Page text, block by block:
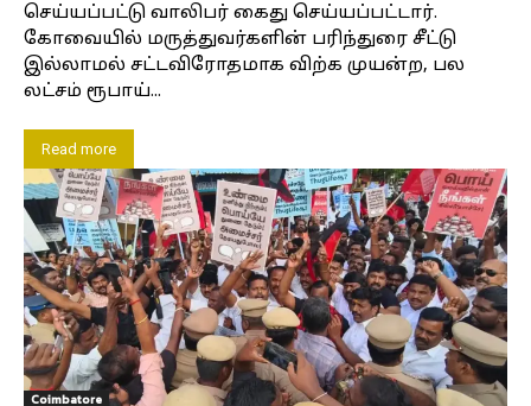
செய்யப்பட்டு வாலிபர் கைது செய்யப்பட்டார்.
கோவையில் மருத்துவர்களின் பரிந்துரை சீட்டு
இல்லாமல் சட்டவிரோதமாக விற்க முயன்ற, பல
லட்சம் ரூபாய்...
Read more
Coimbatore